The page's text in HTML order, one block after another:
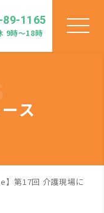
89-1165
9時〜18時
ス
】第17回 介護現場に